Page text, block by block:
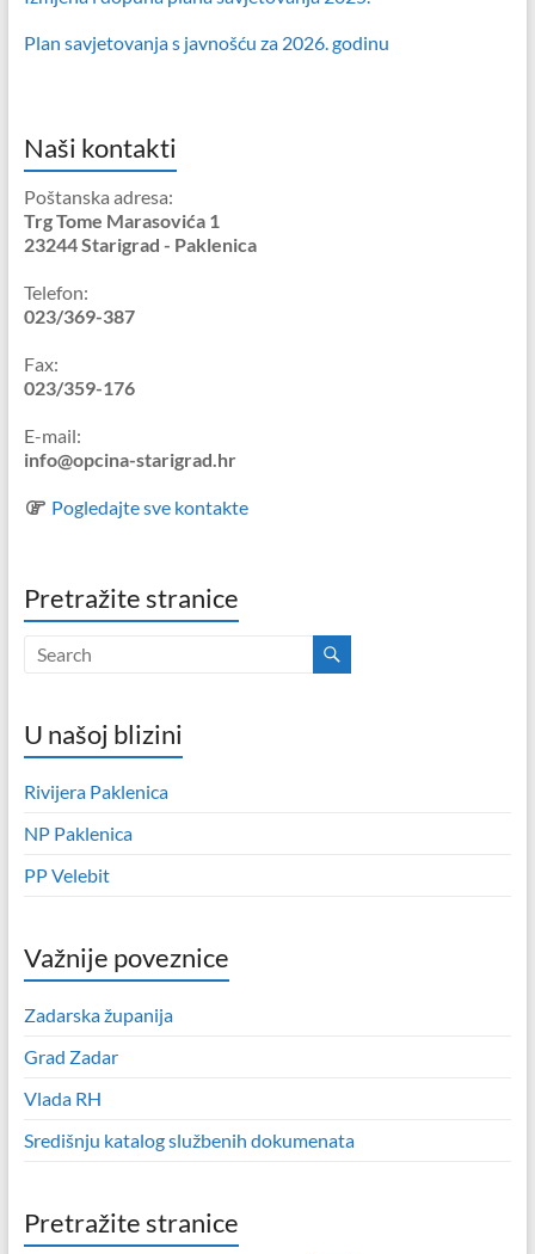
Plan savjetovanja s javnošću za 2026. godinu
Naši kontakti
Poštanska adresa:
Trg Tome Marasovića 1
23244 Starigrad - Paklenica
Telefon:
023/369-387
Fax:
023/359-176
E-mail:
info@opcina-starigrad.hr
Pogledajte sve kontakte
Pretražite stranice
U našoj blizini
Rivijera Paklenica
NP Paklenica
PP Velebit
Važnije poveznice
Zadarska županija
Grad Zadar
Vlada RH
Središnju katalog službenih dokumenata
Pretražite stranice